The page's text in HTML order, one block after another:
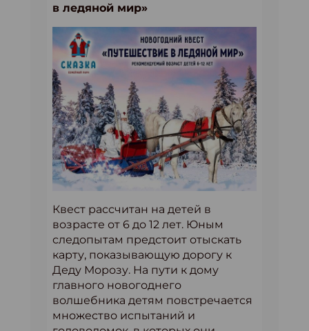
в ледяной мир»
Квест рассчитан на детей в
возрасте от 6 до 12 лет. Юным
следопытам предстоит отыскать
карту, показывающую дорогу к
Деду Морозу. На пути к дому
главного новогоднего
волшебника детям повстречается
множество испытаний и